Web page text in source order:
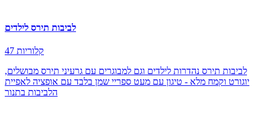
לביבות תירס לילדים
47 קלוריות
לביבות תירס נהדרות לילדים וגם למבוגרים עם גרעיני תירס מבושלים,
יוגורט וקמח מלא - טיגון עם מעט ספריי שמן בלבד עם אופציה לאפיית
הלביבות בתנור